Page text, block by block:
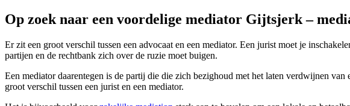
Op zoek naar een voordelige mediator Gijtsjerk –
Er zit een groot verschil tussen een advocaat en een mediator. Een jurist moet je
partijen en de rechtbank zich over de ruzie moet buigen.
Een mediator daarentegen is de partij die die zich bezighoud met het laten verdwijnen
groot verschil tussen een jurist en een mediator.